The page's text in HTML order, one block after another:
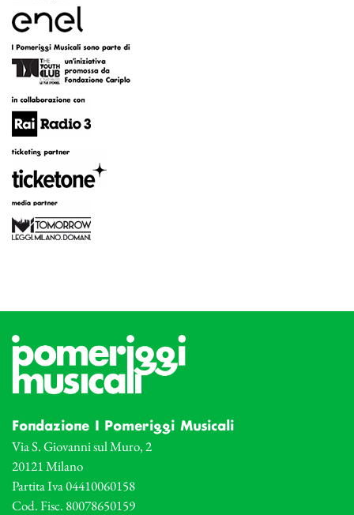
Fondazione I Pomeriggi Musicali
Via S. Giovanni sul Muro, 2
20121 Milano
Partita Iva 04410060158
Cod. Fisc. 80078650159